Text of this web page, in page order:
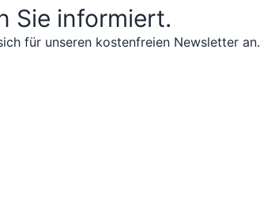
Sie informiert.
für unseren kostenfreien Newsletter an.